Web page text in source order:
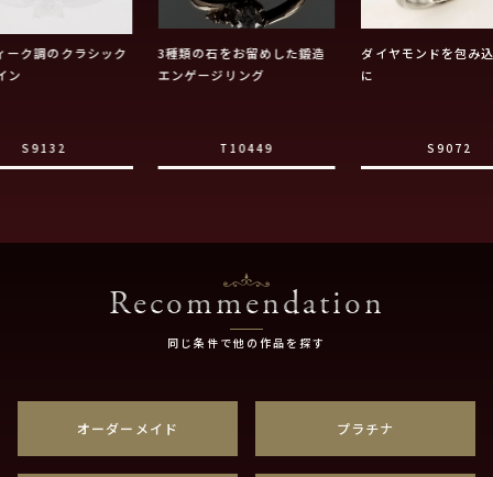
ーク調のクラシック
ン
S9132
3種類の石をお留めした鍛造
エンゲージリング
T10449
ダイヤモンドを包み
に
S9072
Recommendation
同じ条件で他の作品を探す
オーダーメイド プラチナ